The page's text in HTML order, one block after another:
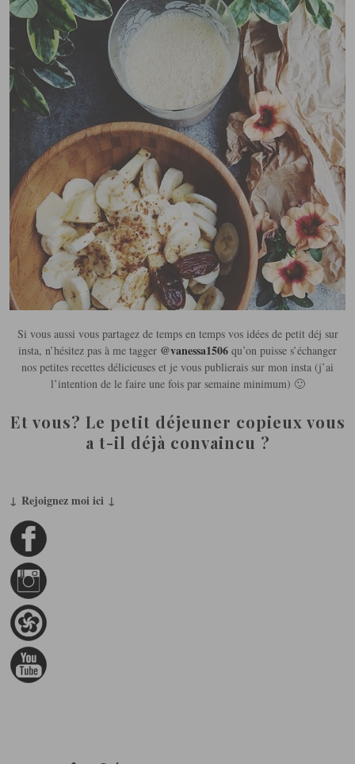
Si vous aussi vous partagez de temps en temps vos idées de petit déj sur
insta, n’hésitez pas à me tagger @vanessa1506 qu’on puisse s’échanger
nos petites recettes délicieuses et je vous publierais sur mon insta (j’ai
l’intention de le faire une fois par semaine minimum) 🙂
Et vous? Le petit déjeuner copieux vous
a t-il déjà convaincu ?
↓ Rejoignez moi ici ↓